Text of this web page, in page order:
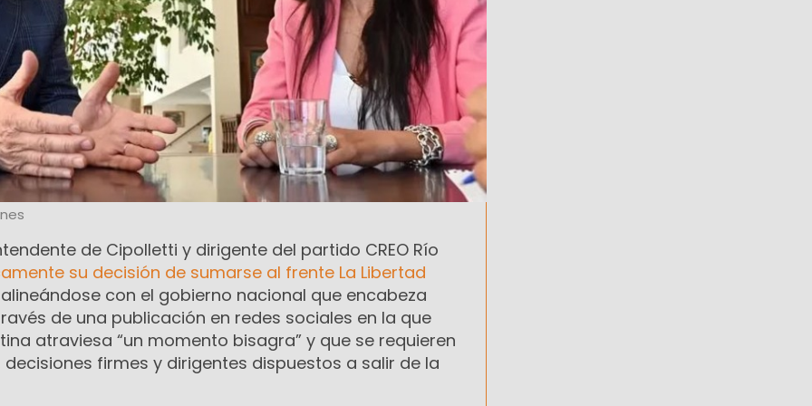
de Cipolletti y dirigente del partido CREO Río
su decisión de sumarse al frente La Libertad
con el gobierno nacional que encabeza
de una publicación en redes sociales en la que
atraviesa “un momento bisagra” y que se requieren
firmes y dirigentes dispuestos a salir de la